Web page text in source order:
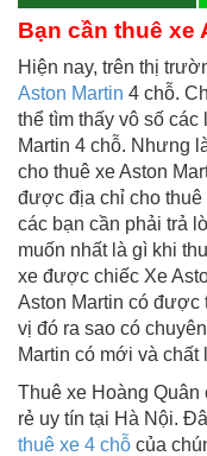
Bạn cần thuê xe
Hiện nay, trên thị
Aston Martin 4 chỗ.
thể tìm thấy vô số các
Martin 4 chỗ. Nhưng
cho thuê xe Aston
được địa chỉ cho thuê
các bạn cần phải trả
muốn nhất là gì khi
xe được chiếc Xe
Aston Martin có được
vị đó ra sao có
Martin có mới và
Thuê xe Hoàng Quân
rẻ uy tín tại Hà Nội.
thuê xe 4 chỗ của